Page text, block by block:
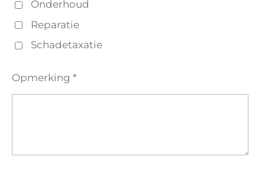
Onderhoud
Reparatie
Schadetaxatie
Opmerking *